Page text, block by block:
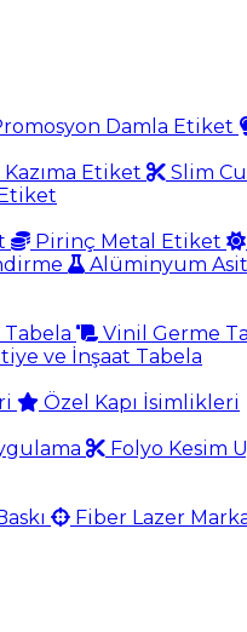
Damla Etiket
Etiket Slim
Pirinç Metal Etiket
Alüminyum
Vinil Germe
ve İnşaat Tabela
Özel Kapı İsimlikleri
Folyo Kesim
Fiber Lazer